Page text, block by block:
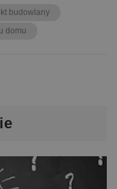
budowlany
domu